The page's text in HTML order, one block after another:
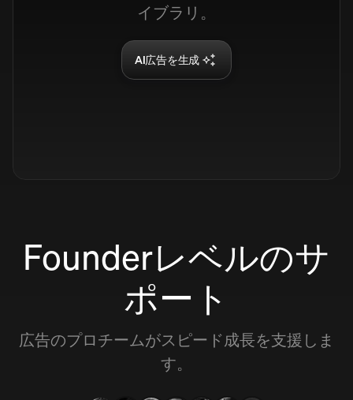
イブラリ。
AI広告を生成
Founderレベルのサ
ポート
広告のプロチームがスピード成長を支援しま
す。